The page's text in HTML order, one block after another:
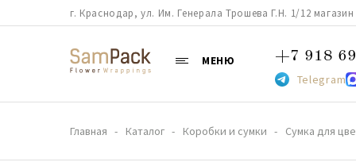
г. Краснодар, ул. Им. Генерала Трошева Г.Н. 1/12
МЕНЮ +7 918
Telegram
Главная Каталог Коробки и сумки Сумка для